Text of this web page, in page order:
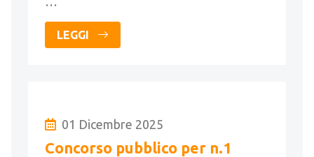
LEGGI
01 Dicembre 2025
Concorso pubblico per n.1